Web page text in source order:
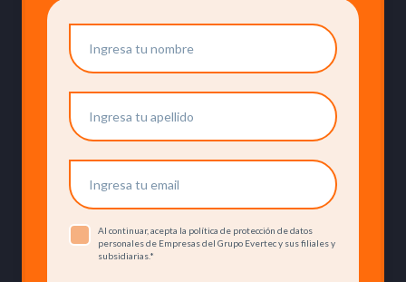
Al continuar, acepta la política de protección de datos
personales de Empresas del Grupo Evertec y sus filiales y
subsidiarias.*